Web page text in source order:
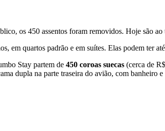
os 450 assentos foram removidos. Hoje são
em quartos padrão e em suítes. Elas podem ter
Stay partem de 450 coroas suecas (cerca de
dupla na parte traseira do avião, com banheiro